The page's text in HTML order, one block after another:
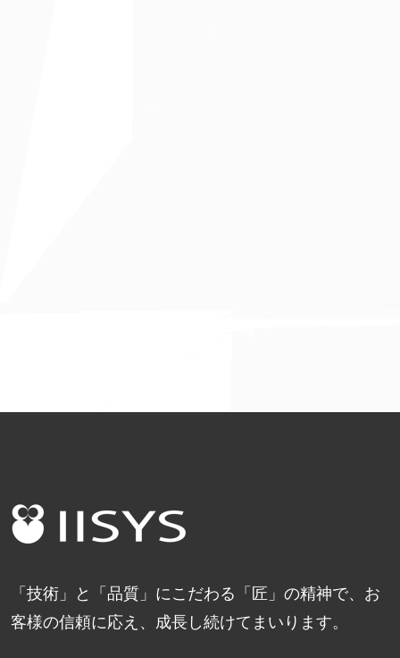
「技術」と「品質」にこだわる「匠」の精神で、お
客様の信頼に応え、成長し続けてまいります。